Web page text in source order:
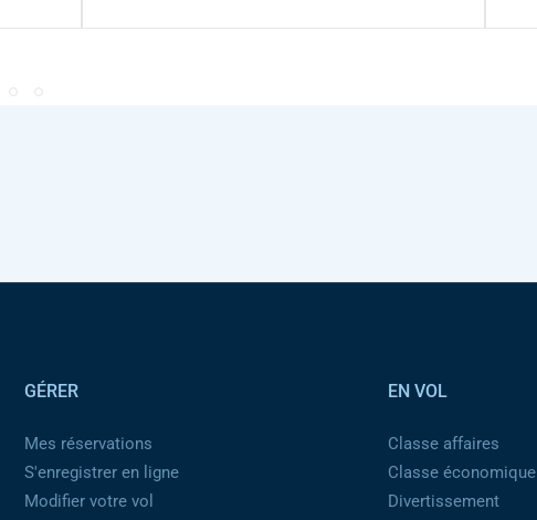
GÉRER
Mes réservations
S'enregistrer en ligne
Modifier votre vol
EN VOL
Classe affaires
Classe économique
Divertissement